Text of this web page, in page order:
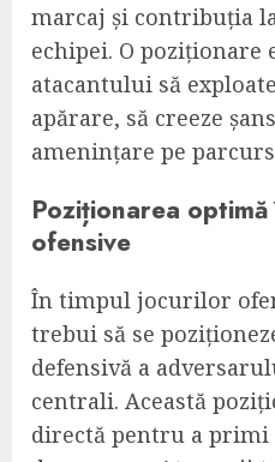
marcaj și contribuția
echipei. O poziționare
atacantului să
apărare, să creeze
amenințare pe
Poziționarea
ofensive
În timpul jocurilor
trebui să se
defensivă a
centrali. Această
directă pentru a primi